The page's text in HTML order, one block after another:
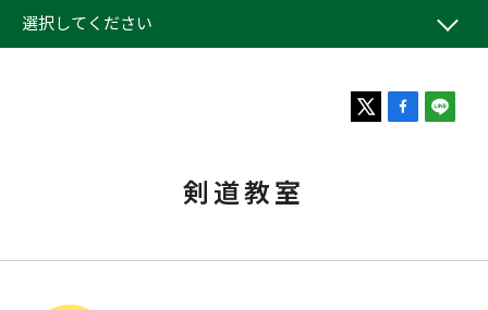
選択してください
剣道教室